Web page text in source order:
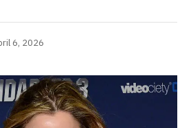
6, 2026